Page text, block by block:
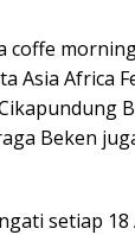
coffe
Asia Africa
Beken
setiap 18